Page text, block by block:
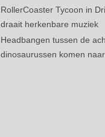
RollerCoaster Tycoon in
draait herkenbare muziek
Headbangen tussen de
dinosaurussen komen